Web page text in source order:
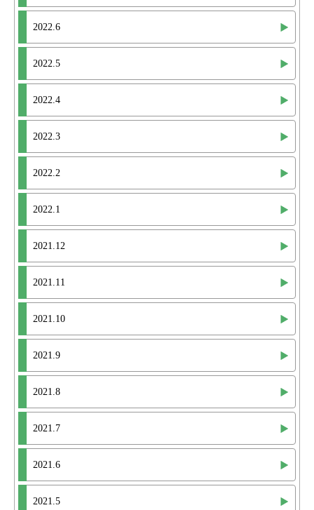
2022.6
2022.5
2022.4
2022.3
2022.2
2022.1
2021.12
2021.11
2021.10
2021.9
2021.8
2021.7
2021.6
2021.5